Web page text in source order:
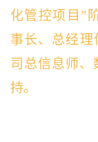
化管控项目”
事长、总经理
司总信息师、
持。